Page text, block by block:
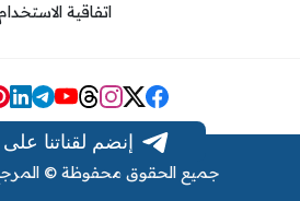
إنضم لقناتنا على
اتفاقية
Links
جميع الحقوق محفوظة © المرجع